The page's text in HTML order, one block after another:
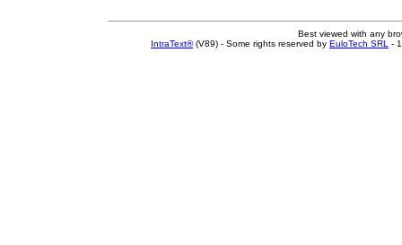
Best viewed with any
IntraText®(V89) - Some rights reserved by EuloTech SRL -